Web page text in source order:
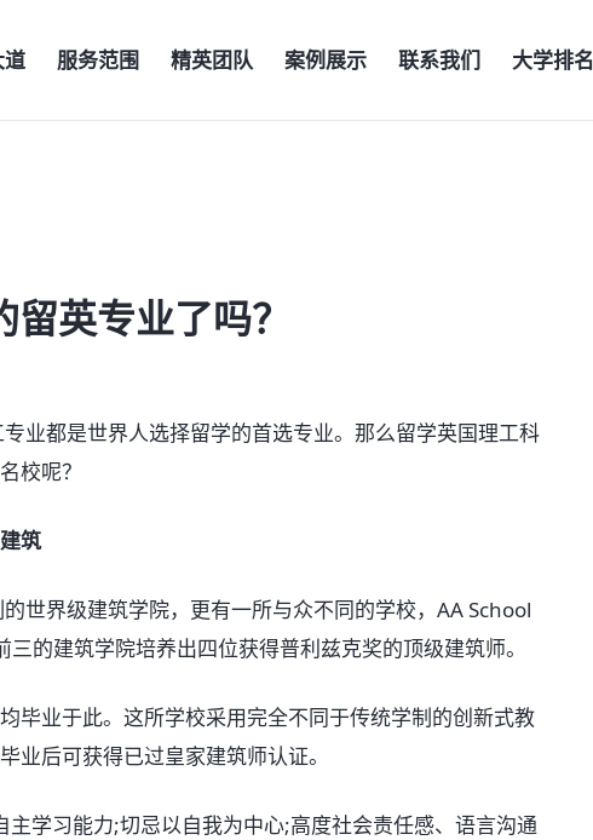
道 服务范围 精英团队 案例展示 联系我们 大学排名
英专业了吗？
都是世界人选择留学的首选专业。那么留学英国理工科
校呢？
筑
界级建筑学院，更有一所与众不同的学校，AA School
的建筑学院培养出四位获得普利兹克奖的顶级建筑师。
业于此。这所学校采用完全不同于传统学制的创新式教
业后可获得已过皇家建筑师认证。
主学习能力;切忌以自我为中心;高度社会责任感、语言沟通